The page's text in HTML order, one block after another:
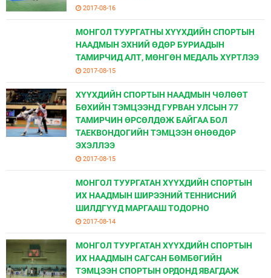
2017-08-16
МОНГОЛ ТУУРГАТНЫ ХҮҮХДИЙН СПОРТЫН
НААДМЫН ЭХНИЙ ӨДӨР БУРИАДЫН
ТАМИРЧИД АЛТ, МӨНГӨН МЕДАЛЬ ХҮРТЛЭЭ
2017-08-15
ХҮҮХДИЙН СПОРТЫН НААДМЫН ЧӨЛӨӨТ
БӨХИЙН ТЭМЦЭЭНД ГУРВАН УЛСЫН 77
ТАМИРЧИН ӨРСӨЛДӨЖ БАЙГАА БОЛ
ТАЕКВОНДОГИЙН ТЭМЦЭЭН ӨНӨӨДӨР
ЭХЭЛЛЭЭ
2017-08-15
МОНГОЛ ТУУРГАТАН ХҮҮХДИЙН СПОРТЫН
ИХ НААДМЫН ШИРЭЭНИЙ ТЕННИСНИЙ
ШИЛДГҮҮД МАРГААШ ТОДОРНО
2017-08-14
МОНГОЛ ТУУРГАТАН ХҮҮХДИЙН СПОРТЫН
ИХ НААДМЫН САГСАН БӨМБӨГИЙН
ТЭМЦЭЭН СПОРТЫН ОРДОНД ЯВАГДАЖ